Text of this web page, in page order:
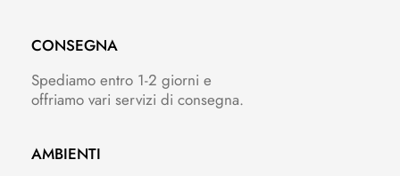
CONSEGNA
Spediamo entro 1-2 giorni e
offriamo vari servizi di consegna.
AMBIENTI